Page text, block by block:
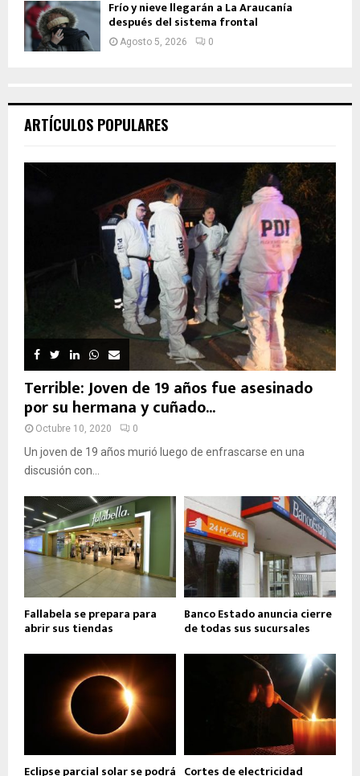
Frío y nieve llegarán a La Araucanía
después del sistema frontal
Agosto 5, 2026 0
ARTÍCULOS POPULARES
Terrible: Joven de 19 años fue asesinado
por su hermana y cuñado...
Octubre 10, 2020 0
Un joven de 19 años murió luego de enfrascarse en una
discusión con...
Fallabela se prepara para
abrir sus tiendas
Banco Estado anuncia cierre
de todas sus sucursales
Eclipse parcial solar se podrá Cortes de electricidad